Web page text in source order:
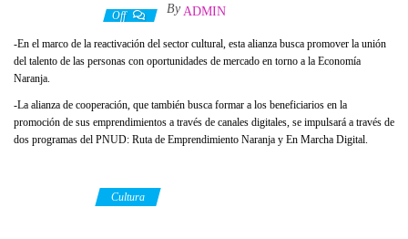
Off By ADMIN
-En el marco de la reactivación del sector cultural, esta alianza busca promover la unión
del talento de las personas con oportunidades de mercado en torno a la Economía
Naranja.
-La alianza de cooperación, que también busca formar a los beneficiarios en la
promoción de sus emprendimientos a través de canales digitales, se impulsará a través de
dos programas del PNUD: Ruta de Emprendimiento Naranja y En Marcha Digital.
Cultura